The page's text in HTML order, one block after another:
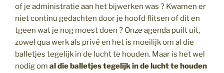
of je administratie aan het bijwerken was ? Kwamen er
niet continu gedachten door je hoofd flitsen of dit en
tgeen wat je nog moest doen ? Onze agenda puilt uit,
zowel qua werk als privé en het is moeilijk om al die
balletjes tegelijk in de lucht te houden. Maar is het wel
nodig om al die balletjes tegelijk in de lucht te houden